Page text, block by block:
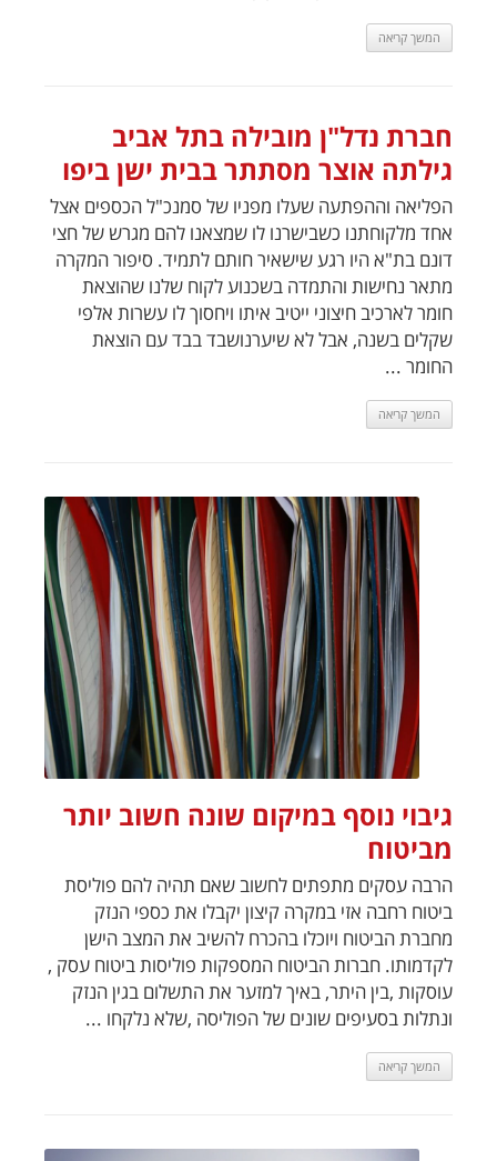
המשך קריאה
חברת נדל"ן מובילה בתל אביב
גילתה אוצר מסתתר בבית ישן ביפו
הפליאה וההפתעה שעלו מפניו של סמנכ"ל הכספים אצל
אחד מלקוחתנו כשבישרנו לו שמצאנו להם מגרש של חצי
דונם בת"א היו רגע שישאיר חותם לתמיד. סיפור המקרה
מתאר נחישות והתמדה בשכנוע לקוח שלנו שהוצאת
חומר לארכיב חיצוני ייטיב איתו ויחסוך לו עשרות אלפי
שקלים בשנה, אבל לא שיערנושבד בבד עם הוצאת
החומר ...
המשך קריאה
גיבוי נוסף במיקום שונה חשוב יותר
מביטוח
הרבה עסקים מתפתים לחשוב שאם תהיה להם פוליסת
ביטוח רחבה אזי במקרה קיצון יקבלו את כספי הנזק
מחברת הביטוח ויוכלו בהכרח להשיב את המצב הישן
לקדמותו. חברות הביטוח המספקות פוליסות ביטוח עסק ,
עוסקות ,בין היתר, באיך למזער את התשלום בגין הנזק
ונתלות בסעיפים שונים של הפוליסה ,שלא נלקחו ...
המשך קריאה